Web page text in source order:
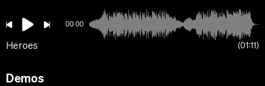
00:00
Heroes 01:11
Demos